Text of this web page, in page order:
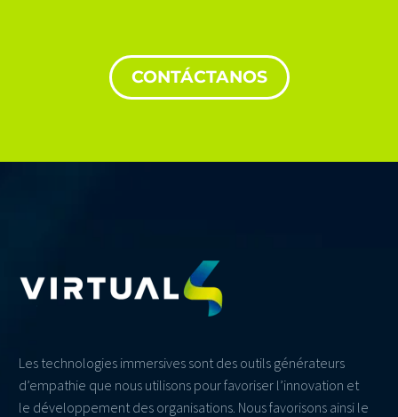
CONTÁCTANOS
Les technologies immersives sont des outils générateurs
d’empathie que nous utilisons pour favoriser l’innovation et
le développement des organisations. Nous favorisons ainsi le